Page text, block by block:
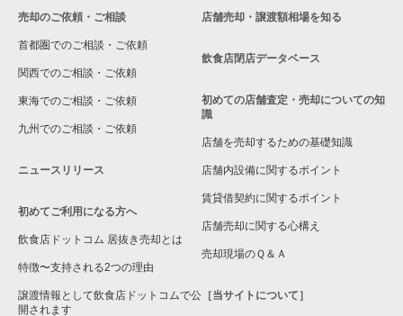
売却のご依頼・ご相談
首都圏でのご相談・ご依頼
関西でのご相談・ご依頼
東海でのご相談・ご依頼
九州でのご相談・ご依頼
ニュースリリース
初めてご利用になる方へ
飲食店ドットコム 居抜き売却とは
特徴〜支持される2つの理由
譲渡情報として飲食店ドットコムで公
開されます
店舗売却・譲渡額相場を知る
飲食店閉店データベース
初めての店舗査定・売却についての知
識
店舗を売却するための基礎知識
店舗内設備に関するポイント
賃貸借契約に関するポイント
店舗売却に関する心構え
売却現場のＱ＆Ａ
［当サイトについて］